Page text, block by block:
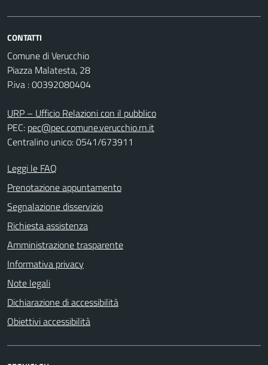
CONTATTI
Comune di Verucchio
Piazza Malatesta, 28
P.iva : 00392080404
URP – Ufficio Relazioni con il pubblico
PEC: pec@pec.comune.verucchio.rn.it
Centralino unico: 0541/673911
Leggi le FAQ
Prenotazione appuntamento
Segnalazione disservizio
Richiesta assistenza
Amministrazione trasparente
Informativa privacy
Note legali
Dichiarazione di accessibilità
Obiettivi accessibilità